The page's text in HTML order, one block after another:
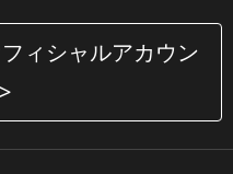
ィシャルアカウン